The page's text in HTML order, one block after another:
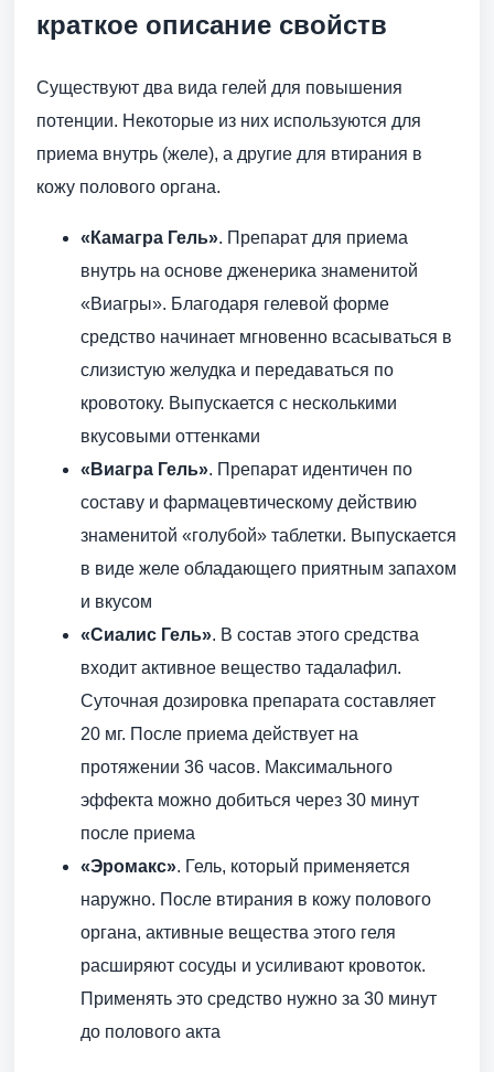
краткое описание свойств
Существуют два вида гелей для повышения
потенции. Некоторые из них используются для
приема внутрь (желе), а другие для втирания в
кожу полового органа.
«Камагра Гель». Препарат для приема
внутрь на основе дженерика знаменитой
«Виагры». Благодаря гелевой форме
средство начинает мгновенно всасываться в
слизистую желудка и передаваться по
кровотоку. Выпускается с несколькими
вкусовыми оттенками
«Виагра Гель». Препарат идентичен по
составу и фармацевтическому действию
знаменитой «голубой» таблетки. Выпускается
в виде желе обладающего приятным запахом
и вкусом
«Сиалис Гель». В состав этого средства
входит активное вещество тадалафил.
Суточная дозировка препарата составляет
20 мг. После приема действует на
протяжении 36 часов. Максимального
эффекта можно добиться через 30 минут
после приема
«Эромакс». Гель, который применяется
наружно. После втирания в кожу полового
органа, активные вещества этого геля
расширяют сосуды и усиливают кровоток.
Применять это средство нужно за 30 минут
до полового акта